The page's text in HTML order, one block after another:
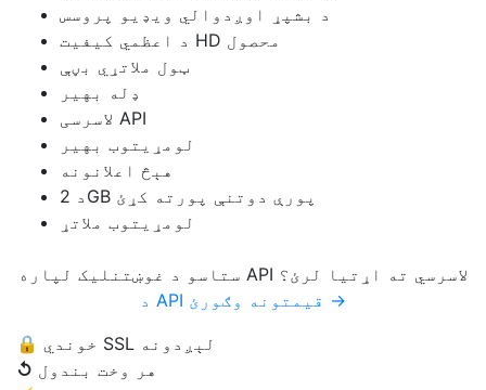
د بشپړ اوږدوالي ويډيو پروسس
د اعظمي کیفیت HD محصول
ټول ملاتړي بڼې
ډله بهير
لاسرسی API
لومړیتوب بهير
هېڅ اعلانونه
د 2GB پورې دوتنې پورته کړئ
لومړیتوب ملاتړ
ستاسو د غوښتنلیک لپاره API لاسرسي ته اړتیا لرئ؟
د API قیمتونه وګورئ →
🔒
خوندي SSL لېږدونه
↺ هر وخت بندول